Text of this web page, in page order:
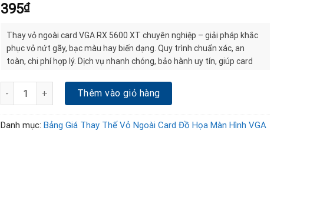
395₫
Thay vỏ ngoài card VGA RX 5600 XT chuyên nghiệp – giải pháp khắc
phục vỏ nứt gãy, bạc màu hay biến dạng. Quy trình chuẩn xác, an
toàn, chi phí hợp lý. Dịch vụ nhanh chóng, bảo hành uy tín, giúp card
Thay thế vỏ ngoài card đồ họa Vga RX 5600 XT số lượng
Thêm vào giỏ hàng
Danh mục: Bảng Giá Thay Thế Vỏ Ngoài Card Đồ Họa Màn Hình VGA